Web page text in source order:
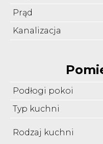
Prąd
Kanalizacja
Podłogi pokoi
Typ kuchni
Rodzaj kuchni